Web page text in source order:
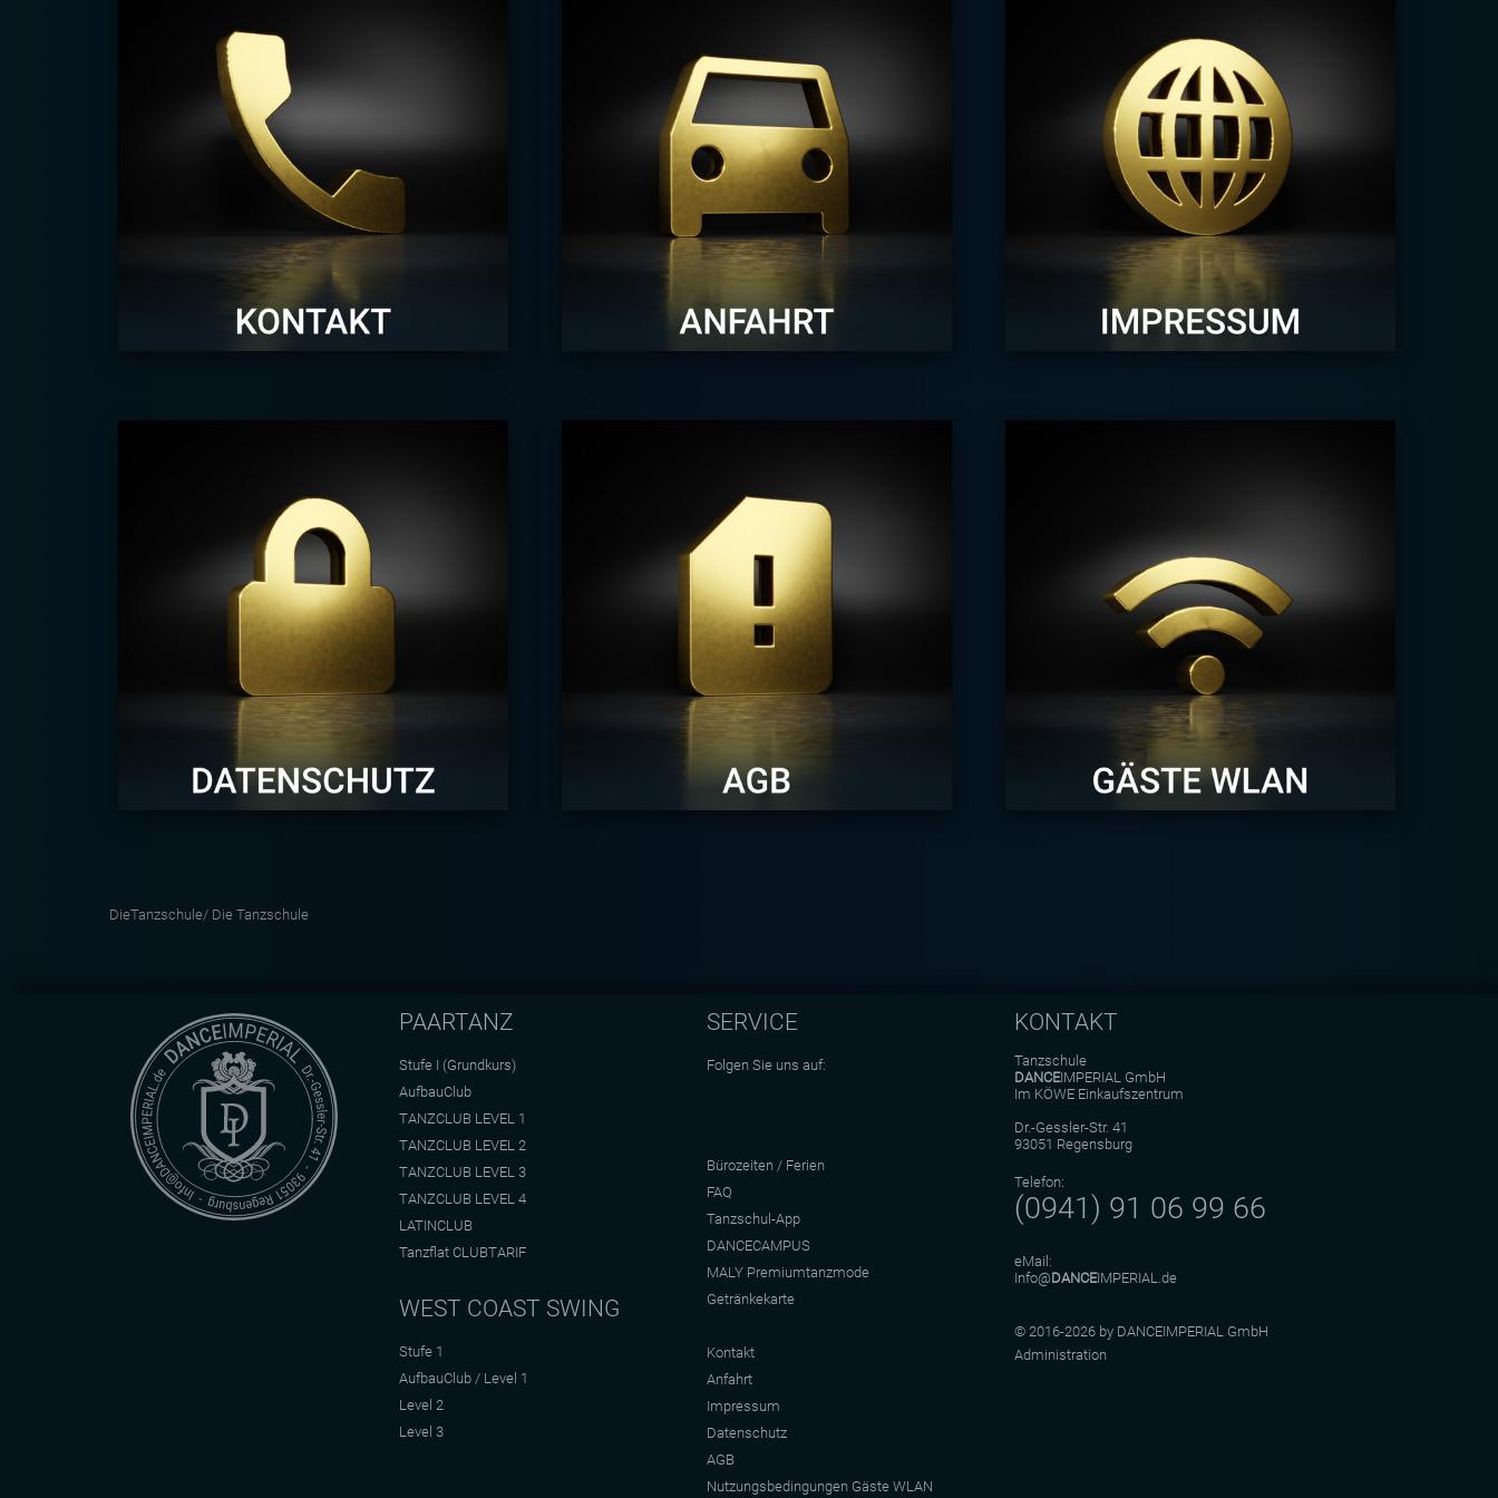
DieTanzschule/ Die Tanzschule
PAARTANZ
Stufe I (Grundkurs)
AufbauClub
TANZCLUB LEVEL 1
TANZCLUB LEVEL 2
TANZCLUB LEVEL 3
TANZCLUB LEVEL 4
LATINCLUB
Tanzflat CLUBTARIF
WEST COAST SWING
Stufe 1
AufbauClub / Level 1
Level 2
Level 3
SERVICE
Folgen Sie uns auf:
Bürozeiten / Ferien
FAQ
Tanzschul-App
DANCECAMPUS
MALY Premiumtanzmode
Getränkekarte
Kontakt
Anfahrt
Impressum
Datenschutz
AGB
Nutzungsbedingungen Gäste WLAN
KONTAKT
Tanzschule
DANCEIMPERIAL GmbH
Im KÖWE Einkaufszentrum
Dr.-Gessler-Str. 41
93051 Regensburg
Telefon:
(0941) 91 06 99 66
eMail:
Info@DANCEIMPERIAL.de
© 2016-2026 by DANCEIMPERIAL GmbH
Administration